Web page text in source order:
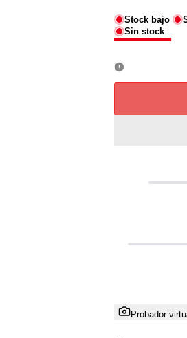
Stock bajo
Sin stock
Probador